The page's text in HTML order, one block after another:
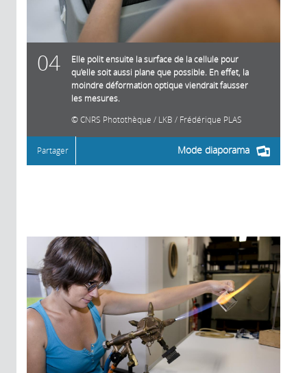
04
Elle polit ensuite la surface de la cellule pour
qu'elle soit aussi plane que possible. En effet, la
moindre déformation optique viendrait fausser
les mesures.
CNRS Photothèque / LKB / Frédérique PLAS
Mode diaporama
Partager